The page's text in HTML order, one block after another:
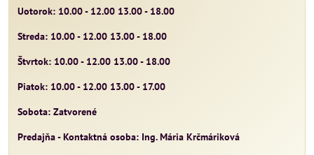
Uotorok: 10.00 - 12.00 13.00 - 18.00
Streda: 10.00 - 12.00 13.00 - 18.00
Štvrtok: 10.00 - 12.00 13.00 - 18.00
Piatok: 10.00 - 12.00 13.00 - 17.00
Sobota: Zatvorené
Predajňa - Kontaktná osoba: Ing. Mária Krčmáriková